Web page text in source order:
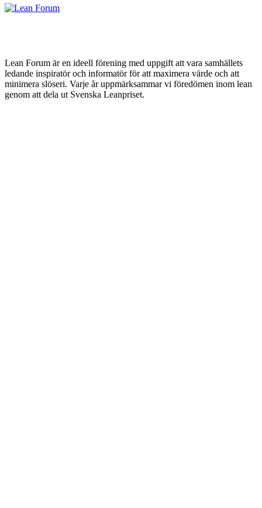
Lean Forum är en ideell förening med uppgift att vara samhällets
ledande inspiratör och informatör för att maximera värde och att
minimera slöseri. Varje år uppmärksammar vi föredömen inom lean
genom att dela ut Svenska Leanpriset.